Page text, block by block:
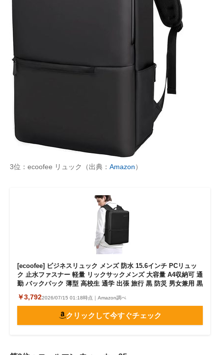
3位：ecoofee リュック（出典： Amazon）
[ecoofee] ビジネスリュック メンズ 防水 15.6インチ PCリュッ
ク 止水ファスナー 軽量 リックサックメンズ 大容量 A4収納可 通
勤 バックパック 薄型 高校生 通学 出張 旅行 黒 防災 男女兼用 黒
￥3,7922026/07/15 01:18時点｜Amazon調べ
クリックして今すぐチェック